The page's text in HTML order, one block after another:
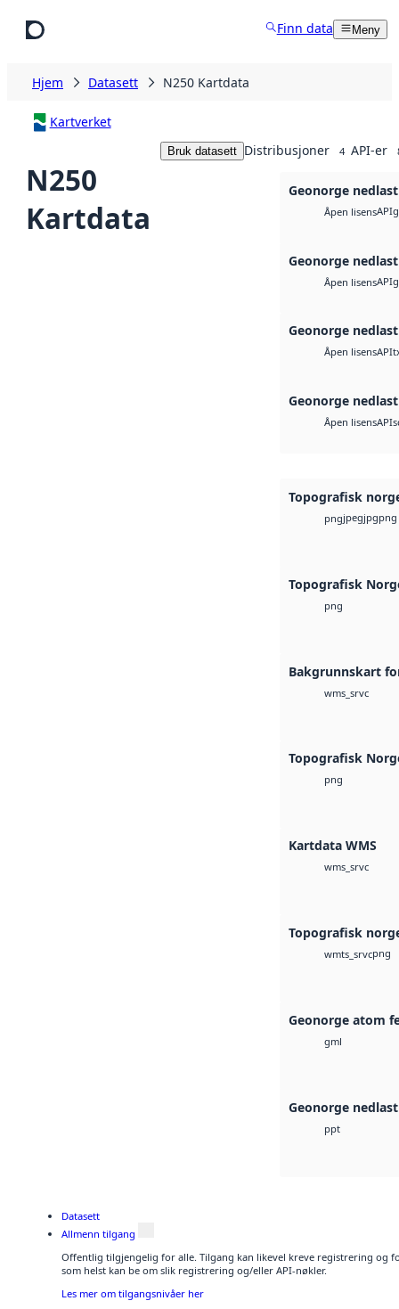
Finn data Meny
Hjem Datasett N250 Kartdata
Kartverket
N250
Kartdata
Bruk datasett Distribusjoner 4 API-er
Geonorge
Åpen lisensAPI
Geonorge
Åpen lisensAPI
Geonorge
Åpen lisensAPI
Geonorge
Åpen lisensAPI
Topografisk
pngjpegjpgpng
Topografisk
png
Bakgrunnskart
wms_srvc
Topografisk
png
Kartdata WMS
wms_srvc
Topografisk
wmts_srvcpng
Geonorge atom
gml
Geonorge
ppt
Datasett
Allmenn tilgang
Offentlig tilgjengelig for alle. Tilgang kan likevel kreve registrering og
som helst kan be om slik registrering og/eller API-nøkler.
Les mer om tilgangsnivåer her